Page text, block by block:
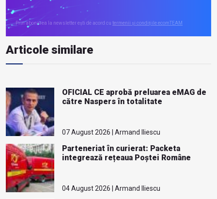
Prin abonarea la newsletter ești de acord cu termenii și condițiile ecomTEAM
Articole similare
OFICIAL CE aprobă preluarea eMAG de
către Naspers în totalitate
07 August 2026 | Armand Iliescu
Parteneriat în curierat: Packeta
integrează rețeaua Poștei Române
04 August 2026 | Armand Iliescu